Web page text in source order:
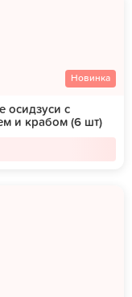
Новинка
осидзуси с
и крабом (6 шт)